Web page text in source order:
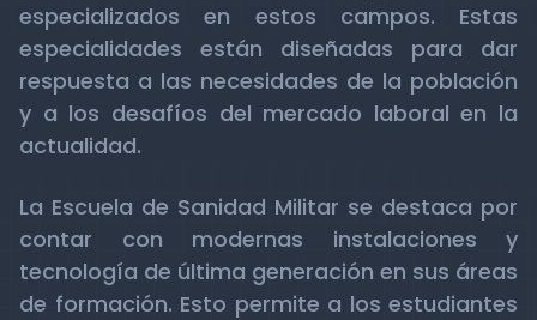
especializados en estos campos. Estas
especialidades están diseñadas para dar
respuesta a las necesidades de la población
y a los desafíos del mercado laboral en la
actualidad.
La Escuela de Sanidad Militar se destaca por
contar con modernas instalaciones y
tecnología de última generación en sus áreas
de formación. Esto permite a los estudiantes